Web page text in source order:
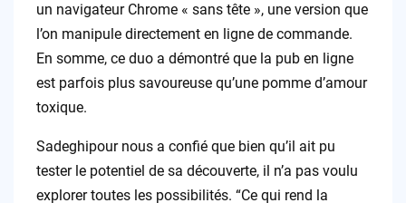
un navigateur Chrome « sans tête », une version que
l’on manipule directement en ligne de commande.
En somme, ce duo a démontré que la pub en ligne
est parfois plus savoureuse qu’une pomme d’amour
toxique.
Sadeghipour nous a confié que bien qu’il ait pu
tester le potentiel de sa découverte, il n’a pas voulu
explorer toutes les possibilités. “Ce qui rend la